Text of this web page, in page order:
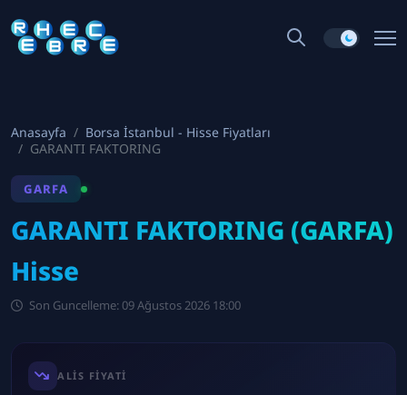
Anasayfa
Borsa İstanbul - Hisse Fiyatları
GARANTI FAKTORING
GARFA
GARANTI FAKTORING (GARFA)
Hisse
Son Guncelleme: 09 Ağustos 2026 18:00
ALIS FIYATI